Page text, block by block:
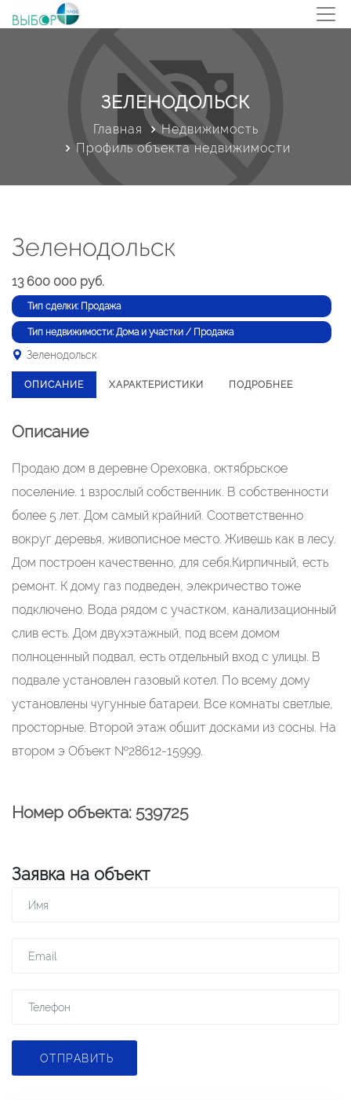
ЗЕЛЕНОДОЛЬСК
Главная
Недвижимость
Профиль объекта недвижимости
Зеленодольск
13 600 000 руб.
Тип сделки: Продажа
Тип недвижимости: Дома и участки / Продажа
Зеленодольск
ОПИСАНИЕ ХАРАКТЕРИСТИКИ ПОДРОБНЕЕ
Описание
Продаю дом в деревне Ореховка, октябрьское
поселение. 1 взрослый собственник. В собственности
более 5 лет. Дом самый крайний. Соответственно
вокруг деревья, живописное место. Живешь как в лесу.
Дом построен качественно, для себя.Кирпичный, есть
ремонт. К дому газ подведен, элекричество тоже
подключено. Вода рядом с участком, канализационный
слив есть. Дом двухэтажный, под всем домом
полноценный подвал, есть отдельный вход с улицы. В
подвале установлен газовый котел. По всему дому
установлены чугунные батареи. Все комнаты светлые,
просторные. Второй этаж обшит досками из сосны. На
втором э Объект №28612-15999.
Номер объекта: 539725
Заявка на объект
ОТПРАВИТЬ